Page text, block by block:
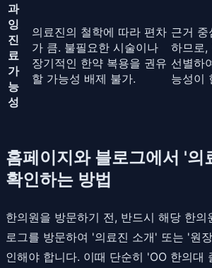
과
잉
진
료
가
능
성
의료진의 철학에 따라 편차
가 큼. 불필요한 시술이나
장기적인 한약 복용을 권유
할 가능성 배제 불가.
근거 중
하므로,
선별하
능성이
홈페이지와 블로그에서 '의
확인하는 방법
한의원을 방문하기 전, 반드시 해당 한의
로그를 방문하여 '의료진 소개' 또는 '원
인해야 합니다. 이때 단순히 'OO 한의대